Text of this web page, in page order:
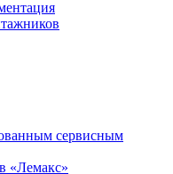
сервисным
«Лемакс»